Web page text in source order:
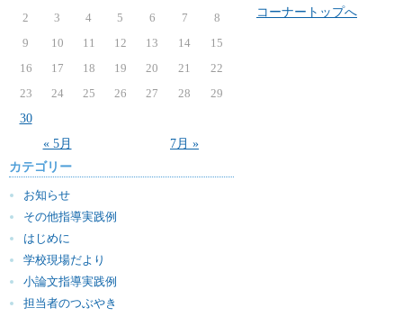
« 5月 7月 »
2
3 4 5 6 7
8
9
10 11 12 13 14
15
16
17 18 19 20 21
22
23
24 25 26 27 28
29
30
カテゴリー
お知らせ
その他指導実践例
はじめに
学校現場だより
小論文指導実践例
担当者のつぶやき
コーナートップへ